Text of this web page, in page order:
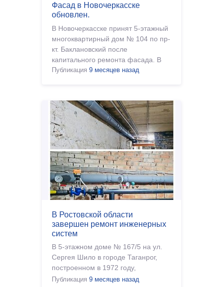
Фасад в Новочеркасске
обновлен.
В Новочеркасске принят 5-этажный
многоквартирный дом № 104 по пр-
кт. Баклановский после
капитального ремонта фасада. В
ходе капитального ремонта была
Публикация 9 месяцев назад
В Ростовской области
завершен ремонт инженерных
систем
В 5-этажном доме № 167/5 на ул.
Сергея Шило в городе Таганрог,
построенном в 1972 году,
подрядчик ООО «Новатор»
Публикация 9 месяцев назад